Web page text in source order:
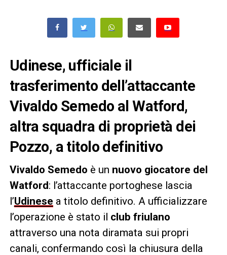
Udinese, ufficiale il
trasferimento dell’attaccante
Vivaldo Semedo al Watford,
altra squadra di proprietà dei
Pozzo, a titolo definitivo
Vivaldo Semedo è un nuovo giocatore del
Watford: l’attaccante portoghese lascia
l’Udinese a titolo definitivo. A ufficializzare
l’operazione è stato il club friulano
attraverso una nota diramata sui propri
canali, confermando così la chiusura della